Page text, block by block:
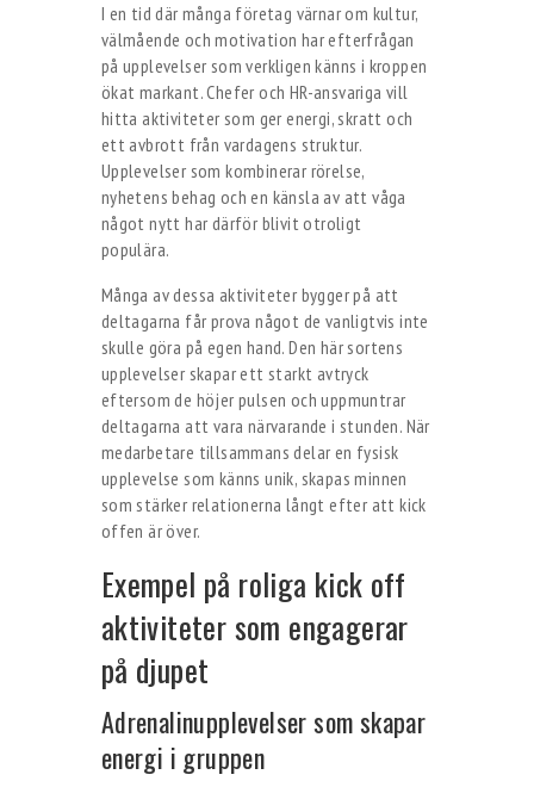
I en tid där många företag värnar om kultur,
välmående och motivation har efterfrågan
på upplevelser som verkligen känns i kroppen
ökat markant. Chefer och HR-ansvariga vill
hitta aktiviteter som ger energi, skratt och
ett avbrott från vardagens struktur.
Upplevelser som kombinerar rörelse,
nyhetens behag och en känsla av att våga
något nytt har därför blivit otroligt
populära.
Många av dessa aktiviteter bygger på att
deltagarna får prova något de vanligtvis inte
skulle göra på egen hand. Den här sortens
upplevelser skapar ett starkt avtryck
eftersom de höjer pulsen och uppmuntrar
deltagarna att vara närvarande i stunden. När
medarbetare tillsammans delar en fysisk
upplevelse som känns unik, skapas minnen
som stärker relationerna långt efter att kick
offen är över.
Exempel på roliga kick off
aktiviteter som engagerar
på djupet
Adrenalinupplevelser som skapar
energi i gruppen